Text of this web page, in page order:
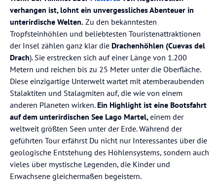
verhangen ist, lohnt ein unvergessliches Abenteuer in
unterirdische Welten. Zu den bekanntesten
Tropfsteinhöhlen und beliebtesten Touristenattraktionen
der Insel zählen ganz klar die Drachenhöhlen (Cuevas del
Drach). Sie erstrecken sich auf einer Länge von 1.200
Metern und reichen bis zu 25 Meter unter die Oberfläche.
Diese einzigartige Unterwelt wartet mit atemberaubenden
Stalaktiten und Stalagmiten auf, die wie von einem
anderen Planeten wirken. Ein Highlight ist eine Bootsfahrt
auf dem unterirdischen See Lago Martel,einem der
weltweit größten Seen unter der Erde. Während der
geführten Tour erfährst Du nicht nur Interessantes über die
geologische Entstehung des Höhlensystems, sondern auch
vieles über mystische Legenden, die Kinder und
Erwachsene gleichermaßen begeistern.